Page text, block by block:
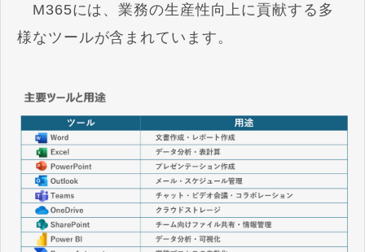
M365には、業務の生産性向上に貢献する多
様なツールが含まれています。